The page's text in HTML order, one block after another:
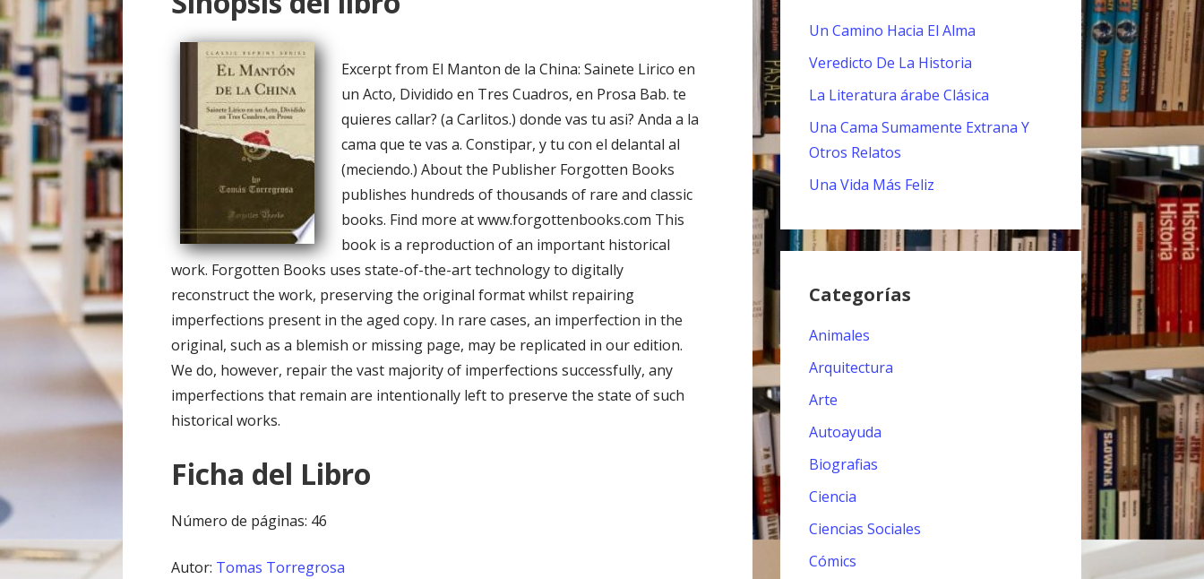
o
Excerpt from El Manton de la China: Sainete Lirico en
un Acto, Dividido en Tres Cuadros, en Prosa Bab. te
quieres callar? (a Carlitos.) donde vas tu asi? Anda a la
cama que te vas a. Constipar, y tu con el delantal al
(meciendo.) About the Publisher Forgotten Books
publishes hundreds of thousands of rare and classic
books. Find more at www.forgottenbooks.com This
book is a reproduction of an important historical
work. Forgotten Books uses state-of-the-art technology to digitally
reconstruct the work, preserving the original format whilst repairing
imperfections present in the aged copy. In rare cases, an imperfection in the
original, such as a blemish or missing page, may be replicated in our edition.
We do, however, repair the vast majority of imperfections successfully, any
imperfections that remain are intentionally left to preserve the state of such
historical works.
Ficha del Libro
Número de páginas: 46
Autor: Tomas Torregrosa
Un Camino Hacia El Alma
Veredicto De La Historia
La Literatura árabe Clásica
Una Cama Sumamente Extrana Y
Otros Relatos
Una Vida Más Feliz
Categorías
Animales
Arquitectura
Arte
Autoayuda
Biografias
Ciencia
Ciencias Sociales
Cómics